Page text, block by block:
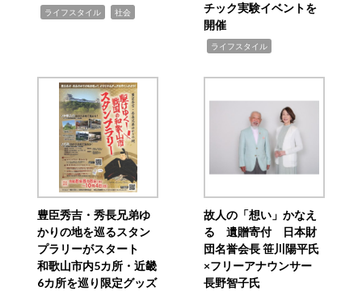
ライフスタイル 社会
チック実験イベントを
開催
ライフスタイル
豊臣秀吉・秀長兄弟ゆ
かりの地を巡るスタン
プラリーがスタート
和歌山市内5カ所・近畿
6カ所を巡り限定グッズ
故人の「想い」かなえ
る 遺贈寄付 日本財
団名誉会長 笹川陽平氏
×フリーアナウンサー
長野智子氏